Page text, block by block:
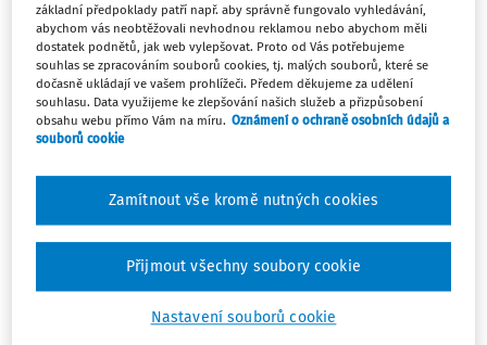
Podle ustanovení§ 94 odst. 1 zákona č. 187/2006 Sb., o
nemocenském pojištění, ve znění pozdějších předpisů, mj.
platí, že zaměstnavatel je povinen oznámit příslušné
okresní správě sociálního zabezpečení (OSSZ) v
elektronické podobě na elektronickou adresu určenou
touto správou na předepsaném tiskopisu den, v němž
zaměstnanci skončila doba zaměstnání, a to do 8
kalendářních dnů ode dne jejího skončení (u
zaměstnance, jehož zaměstnání je zaměstnáním malého
rozsahu, a zaměstnance činného na základě dohody o
provedení práce, může být tato lhůta v některých
případech delší). Pokud zaměstnavatel nemůže z
prokazatelných objektivních technických důvodů
základní předpoklady patří např. aby správně fungovalo vyhledávání,
abychom vás neobtěžovali nevhodnou reklamou nebo abychom měli
dostatek podnětů, jak web vylepšovat. Proto od Vás potřebujeme
souhlas se zpracováním souborů cookies, tj. malých souborů, které se
dočasně ukládají ve vašem prohlížeči. Předem děkujeme za udělení
souhlasu. Data využijeme ke zlepšování našich služeb a přizpůsobení
obsahu webu přímo Vám na míru. Oznámení o ochraně osobních údajů a
souborů cookie
Nastavení souborů cookie
Zamítnout vše kromě nutných cookies
Přijmout všechny soubory cookie